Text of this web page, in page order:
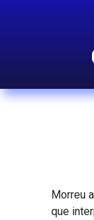
Morreu
que